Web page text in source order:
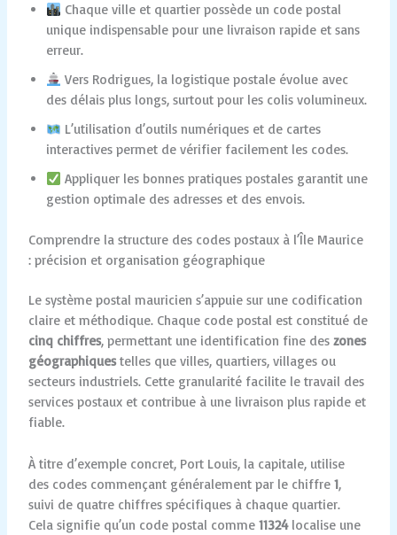
Chaque ville et quartier possède un code postal
unique indispensable pour une livraison rapide et sans
erreur.
Vers Rodrigues, la logistique postale évolue avec
des délais plus longs, surtout pour les colis volumineux.
L’utilisation d’outils numériques et de cartes
interactives permet de vérifier facilement les codes.
Appliquer les bonnes pratiques postales garantit une
gestion optimale des adresses et des envois.
Comprendre la structure des codes postaux à l’Île Maurice
: précision et organisation géographique
Le système postal mauricien s’appuie sur une codification
claire et méthodique. Chaque code postal est constitué de
cinq chiffres, permettant une identification fine deszones
géographiquestelles que villes, quartiers, villages ou
secteurs industriels. Cette granularité facilite le travail des
services postaux et contribue à une livraison plus rapide et
fiable.
À titre d’exemple concret, Port Louis, la capitale, utilise
des codes commençant généralement par le chiffre1,
suivi de quatre chiffres spécifiques à chaque quartier.
Cela signifie qu’un code postal comme11324localise une